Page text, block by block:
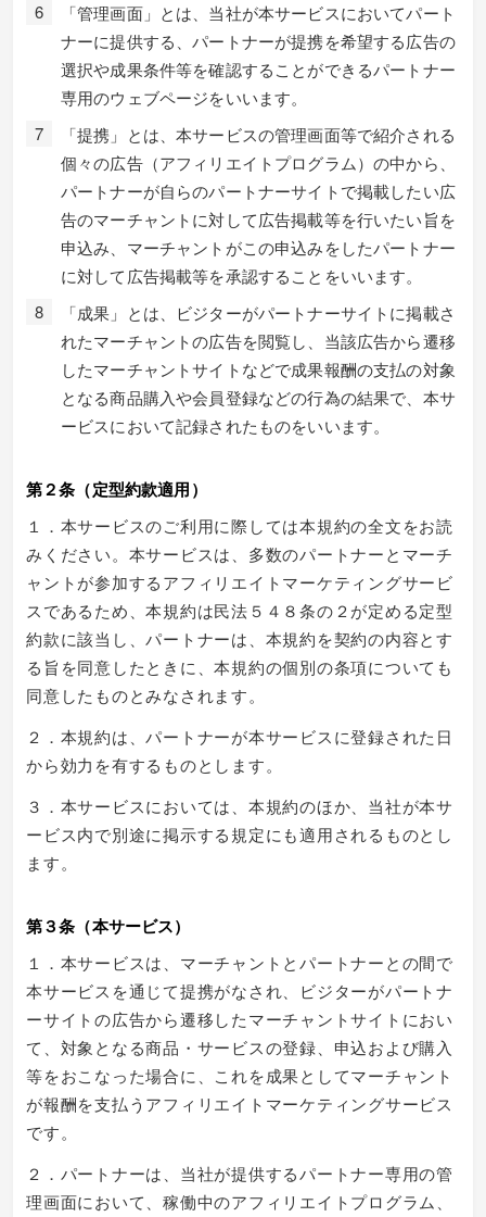
「管理画面」とは、当社が本サービスにおいてパート
ナーに提供する、パートナーが提携を希望する広告の
選択や成果条件等を確認することができるパートナー
専用のウェブページをいいます。
「提携」とは、本サービスの管理画面等で紹介される
個々の広告（アフィリエイトプログラム）の中から、
パートナーが自らのパートナーサイトで掲載したい広
告のマーチャントに対して広告掲載等を行いたい旨を
申込み、マーチャントがこの申込みをしたパートナー
に対して広告掲載等を承認することをいいます。
「成果」とは、ビジターがパートナーサイトに掲載さ
れたマーチャントの広告を閲覧し、当該広告から遷移
したマーチャントサイトなどで成果報酬の支払の対象
となる商品購入や会員登録などの行為の結果で、本サ
ービスにおいて記録されたものをいいます。
第２条（定型約款適用）
１．本サービスのご利用に際しては本規約の全文をお読
みください。本サービスは、多数のパートナーとマーチ
ャントが参加するアフィリエイトマーケティングサービ
スであるため、本規約は民法５４８条の２が定める定型
約款に該当し、パートナーは、本規約を契約の内容とす
る旨を同意したときに、本規約の個別の条項についても
同意したものとみなされます。
２．本規約は、パートナーが本サービスに登録された日
から効力を有するものとします。
３．本サービスにおいては、本規約のほか、当社が本サ
ービス内で別途に掲示する規定にも適用されるものとし
ます。
第３条（本サービス）
１．本サービスは、マーチャントとパートナーとの間で
本サービスを通じて提携がなされ、ビジターがパートナ
ーサイトの広告から遷移したマーチャントサイトにおい
て、対象となる商品・サービスの登録、申込および購入
等をおこなった場合に、これを成果としてマーチャント
が報酬を支払うアフィリエイトマーケティングサービス
です。
２．パートナーは、当社が提供するパートナー専用の管
理画面において、稼働中のアフィリエイトプログラム、